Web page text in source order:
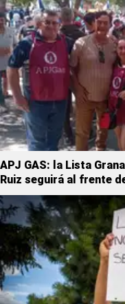
APJ GAS: la Lista
Ruiz seguirá al frente